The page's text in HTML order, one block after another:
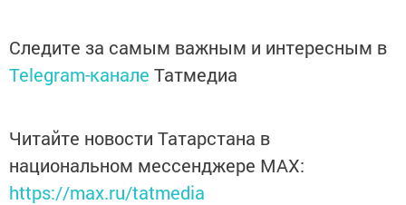
Следите за самым важным и интересным в
Telegram-канале Татмедиа
Читайте новости Татарстана в
национальном мессенджере MАХ:
https://max.ru/tatmedia